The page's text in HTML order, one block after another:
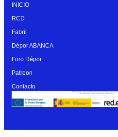
INICIO
RCD
Fabril
Dépor ABANCA
Foro Dépor
Patreon
Contacto